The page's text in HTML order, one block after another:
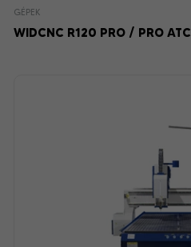
GÉPEK
WIDCNC R120 PRO / PRO ATC